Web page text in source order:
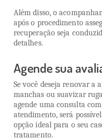
Além disso, o
após o procedimento
recuperação seja
detalhes.
Agende sua
Se você deseja renovar a
manchas ou suavizar
agende uma consulta
atendimento, será
opção ideal para o seu
tratamento.